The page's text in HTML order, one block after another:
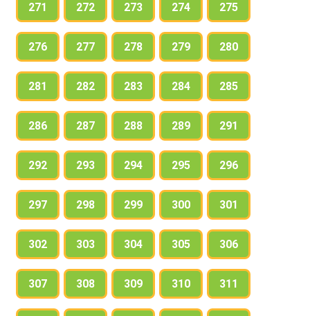
271 272 273 274 275
276 277 278 279 280
281 282 283 284 285
286 287 288 289 291
292 293 294 295 296
297 298 299 300 301
302 303 304 305 306
307 308 309 310 311